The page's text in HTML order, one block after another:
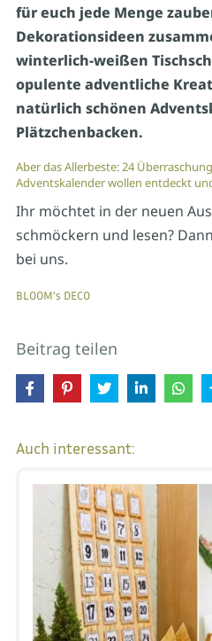
für euch jede Menge
Dekorationsideen
winterlich-weißen
opulente adventliche
natürlich schönen
Plätzchenbacken.
Aber das Allerbeste: 24
Adventskalender wollen entdeckt
Ihr möchtet in der neuen
schmöckern und lesen?
bei uns.
BLOOM’s DECO
Beitrag teilen
Auch interessant: